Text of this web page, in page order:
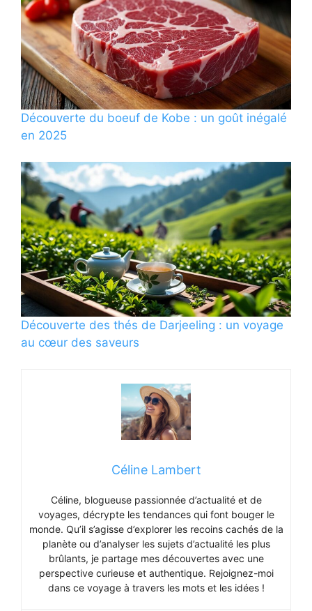
Découverte du boeuf de Kobe : un goût inégalé
en 2025
Découverte des thés de Darjeeling : un voyage
au cœur des saveurs
Céline Lambert
Céline, blogueuse passionnée d’actualité et de
voyages, décrypte les tendances qui font bouger le
monde. Qu’il s’agisse d’explorer les recoins cachés de la
planète ou d’analyser les sujets d’actualité les plus
brûlants, je partage mes découvertes avec une
perspective curieuse et authentique. Rejoignez-moi
dans ce voyage à travers les mots et les idées !